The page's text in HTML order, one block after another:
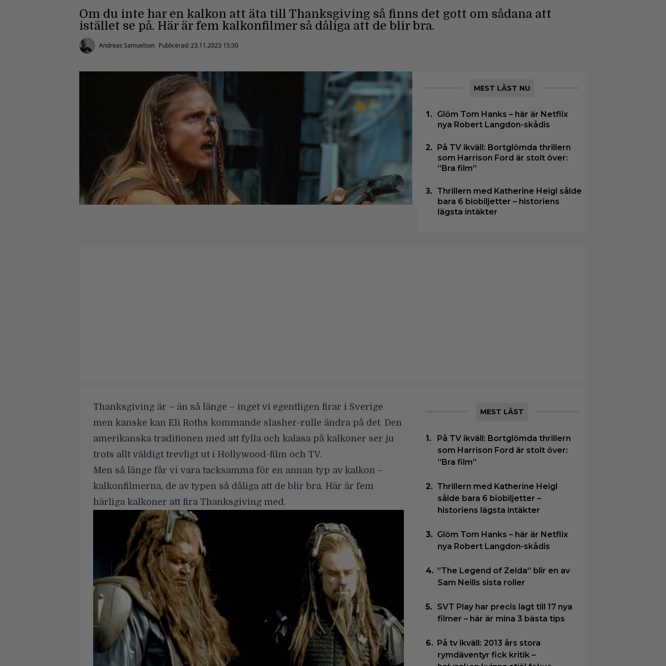
Om du inte har en kalkon att äta till Thanksgiving så finns det gott om sådana att
istället se på. Här är fem kalkonfilmer så dåliga att de blir bra.
Andreas Samuelson Publicerad:23.11.2023 15:30
MEST LÄST NU
Glöm Tom Hanks – här är Netflix
nya Robert Langdon-skådis
På TV ikväll: Bortglömda thrillern
som Harrison Ford är stolt över:
”Bra film”
Thrillern med Katherine Heigl sålde
bara 6 biobiljetter – historiens
lägsta intäkter
Thanksgiving är – än så länge – inget vi egentligen firar i Sverige
men kanske kan Eli Roths kommande slasher-rulle ändra på det. Den
amerikanska traditionen med att fylla och kalasa på kalkoner ser ju
trots allt väldigt trevligt ut i Hollywood-film och TV.
Men så länge får vi vara tacksamma för en annan typ av kalkon –
kalkonfilmerna, de av typen så dåliga att de blir bra. Här är fem
härliga kalkoner att fira Thanksgiving med.
MEST LÄST
På TV ikväll: Bortglömda thrillern
som Harrison Ford är stolt över:
”Bra film”
Thrillern med Katherine Heigl
sålde bara 6 biobiljetter –
historiens lägsta intäkter
Glöm Tom Hanks – här är Netflix
nya Robert Langdon-skådis
”The Legend of Zelda” blir en av
Sam Neills sista roller
SVT Play har precis lagt till 17 nya
filmer – här är mina 3 bästa tips
På tv ikväll: 2013 års stora
rymdäventyr fick kritik –